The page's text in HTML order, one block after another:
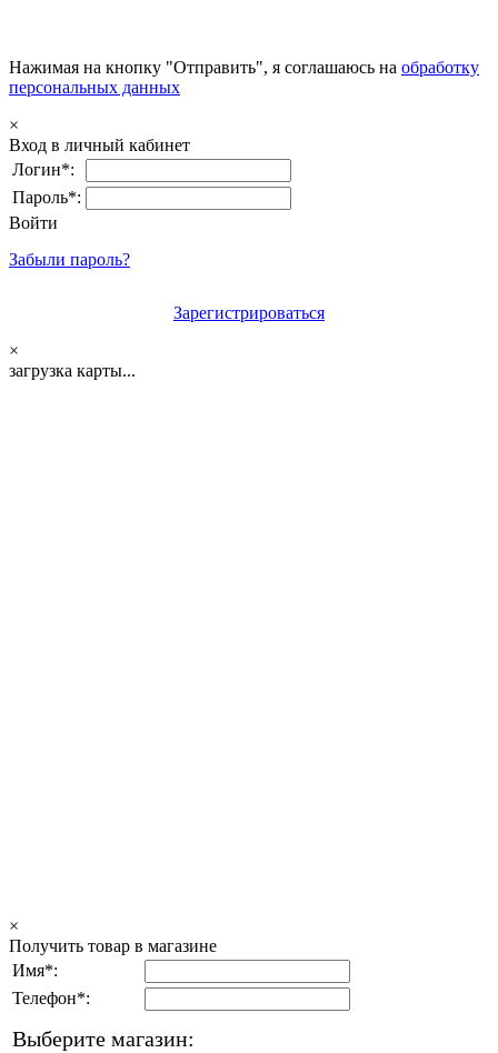
Нажимая на кнопку "Отправить", я соглашаюсь на обработку
персональных данных
×
Вход в личный кабинет
Логин*:
Пароль*:
Войти
Забыли пароль?
Зарегистрироваться
×
загрузка карты...
×
Получить товар в магазине
Имя*:
Телефон*:
Выберите магазин: